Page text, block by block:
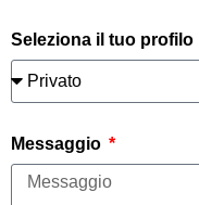
Seleziona il tuo profilo
Messaggio